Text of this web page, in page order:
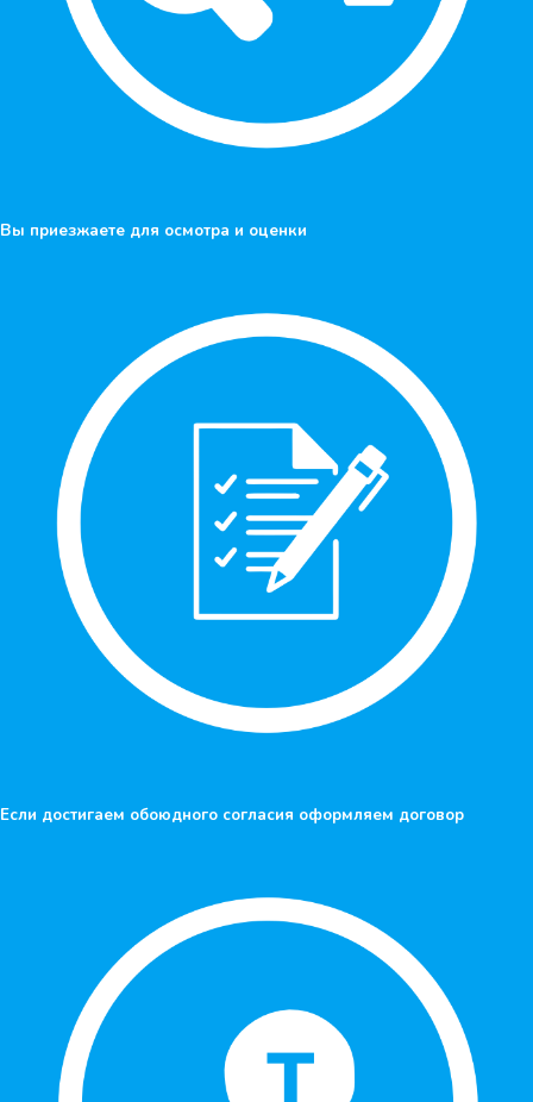
Вы приезжаете для осмотра и оценки
Если достигаем обоюдного согласия оформляем договор